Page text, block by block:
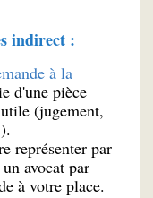
indirect :
à la
d'une pièce
(jugement,
représenter par
avocat par
à votre place.